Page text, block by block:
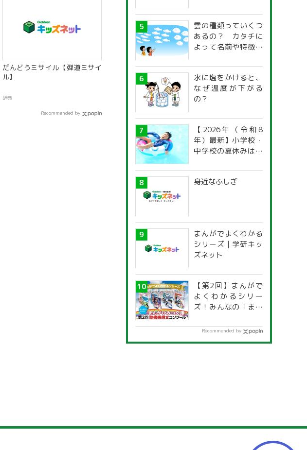
だんどうミサイル【弾道ミサイ
ル】
辞典
Recommended by
雲の種類っていくつ
あるの？ カタチに
よって名前や特徴が
氷に塩をかけると、
なぜ温度が下がる
の？
【2026年（令和8
年）最新】小学校・
中学校の夏休みはい
道府県別「夏季休暇
一覧」
身近なふしぎ
まんがでよくわかる
シリーズ | 学研キッ
ズネット
【第2回】まんがで
よくわかるシリー
ズ！みんなの「まん
感想文コンクール
Recommended by